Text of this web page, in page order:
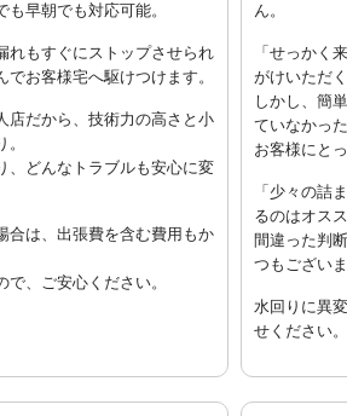
も早朝でも対応可能。
れもすぐにストップさせられ
お客様宅へ駆けつけます。
店だから、技術力の高さと小
、どんなトラブルも安心に変
合は、出張費を含む費用もか
、ご安心ください。
ん。
「せっかく
がけいただ
しかし、簡
ていなかっ
お客様にと
「少々の詰
るのはオス
間違った判
つもござい
水回りに異
せください。